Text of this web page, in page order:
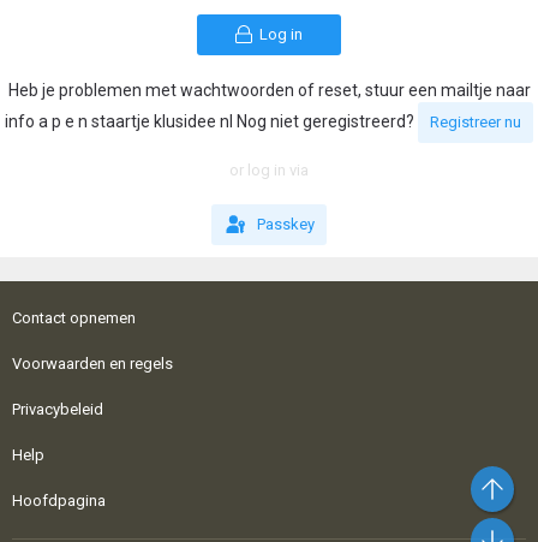
Log in
Heb je problemen met wachtwoorden of reset, stuur een mailtje naar
info a p e n staartje klusidee nl Nog niet geregistreerd?
Registreer nu
or log in via
Passkey
Contact opnemen
Voorwaarden en regels
Privacybeleid
Help
Hoofdpagina